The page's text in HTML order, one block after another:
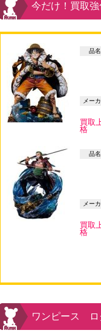
今だけ！買取
品名
メー
買取
格
品名
メー
買取
格
ワンピース ロ